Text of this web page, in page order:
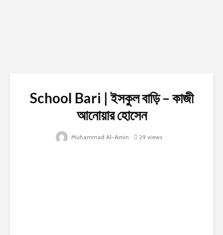
School Bari | ইসকুল বাড়ি – কাজী
আনোয়ার হোসেন
Muhammad Al-Amin 29 views